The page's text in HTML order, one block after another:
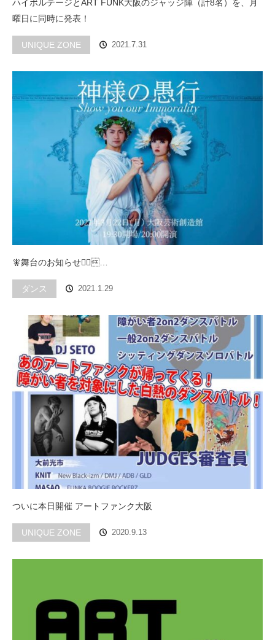
ハイボルテージとART FUNK大阪のジャッジ陣（計8名）を、月
曜日に同時に発表！
UNIQUE ZONE 2021.7.31
🧚舞台のお知らせ🧚‍♀…
ダンス 2021.1.29
ついに本日開催 アートファンク大阪
UNIQUE ZONE 2020.9.13